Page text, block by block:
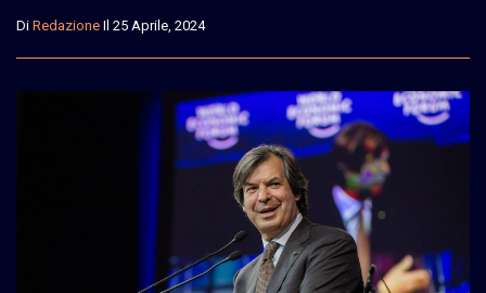
Di Redazione Il 25 Aprile, 2024